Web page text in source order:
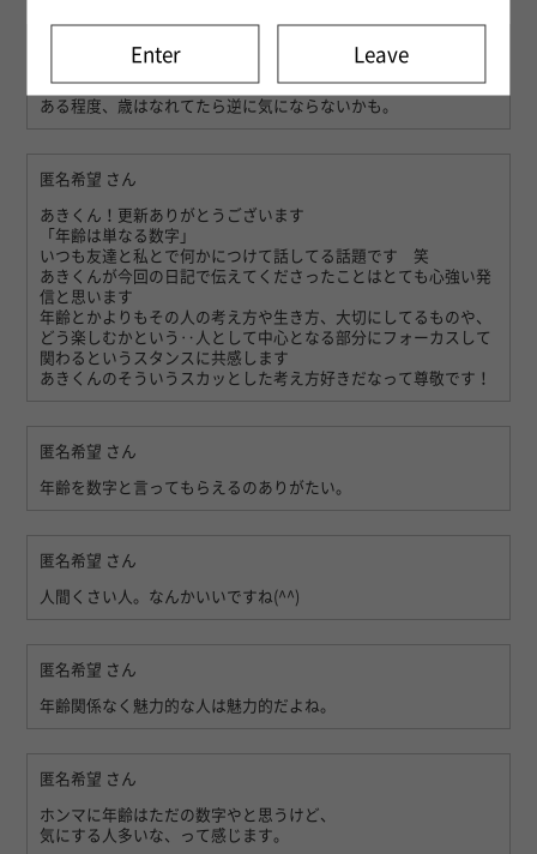
さん
見た目と年齢がだいぶ違う人もいますよね。
ある程度、歳はなれてたら逆に気にならないかも。
匿名希望 さん
あきくん！更新ありがとうございます
「年齢は単なる数字」
いつも友達と私とで何かにつけて話してる話題です 笑
あきくんが今回の日記で伝えてくださったことはとても心強い発
信と思います
年齢とかよりもその人の考え方や生き方、大切にしてるものや、
どう楽しむかという‥人として中心となる部分にフォーカスして
関わるというスタンスに共感します
あきくんのそういうスカッとした考え方好きだなって尊敬です！
匿名希望 さん
年齢を数字と言ってもらえるのありがたい。
匿名希望 さん
人間くさい人。なんかいいですね(^^)
匿名希望 さん
年齢関係なく魅力的な人は魅力的だよね。
匿名希望 さん
ホンマに年齢はただの数字やと思うけど、
気にする人多いな、って感じます。
Enter Leave